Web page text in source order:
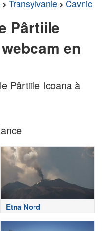
Transylvanie Cavnic
Pârtiile
en
Pârtiile Icoana à
Etna Nord